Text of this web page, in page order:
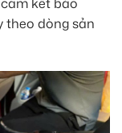
theo dòng sản